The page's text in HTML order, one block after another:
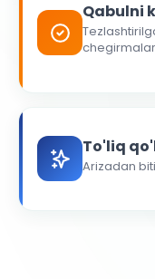
Qabulni
chegirmalar
To'liq
Arizadan